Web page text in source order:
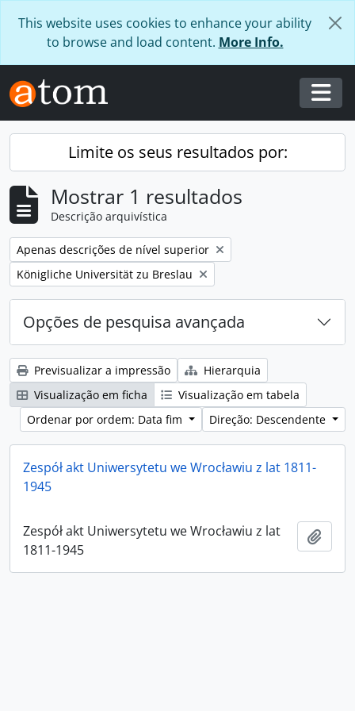
This website uses cookies to enhance your ability
to browse and load content. More Info.
Limite os seus resultados por:
Mostrar 1 resultados
Descrição arquivística
Remover filtro:
Apenas descrições de nível superior
Remover filtro:
Königliche Universität zu Breslau
Opções de pesquisa avançada
Previsualizar a impressão
Hierarquia
Visualização em ficha
Visualização em tabela
Ordenar por ordem: Data fim
Direção: Descendente
Zespół akt Uniwersytetu we Wrocławiu z lat 1811-
1945
Zespół akt Uniwersytetu we Wrocławiu z lat
1811-1945